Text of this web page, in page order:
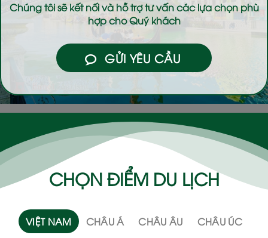
Chúng tôi sẽ kết nối và hỗ trợ tư vấn các lựa chọn phù
hợp cho Quý khách
GỬI YÊU CẦU
CHỌN ĐIỂM DU LỊCH
VIỆT NAM CHÂU Á CHÂU ÂU
CHÂU ÚC